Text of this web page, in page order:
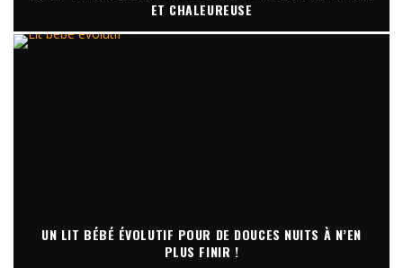
ET CHALEUREUSE
UN LIT BÉBÉ ÉVOLUTIF POUR DE DOUCES NUITS À N’EN
PLUS FINIR !